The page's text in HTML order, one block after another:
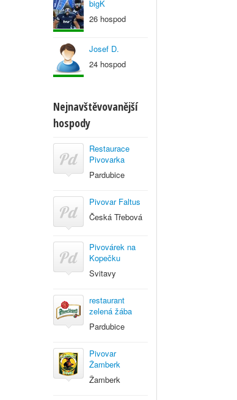
bigK
26 hospod
Josef D.
24 hospod
Nejnavštěvovanější
hospody
Restaurace
Pivovarka
Pardubice
Pivovar Faltus
Česká Třebová
Pivovárek na
Kopečku
Svitavy
restaurant
zelená žába
Pardubice
Pivovar
Žamberk
Žamberk